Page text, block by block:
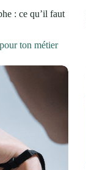
: ce qu’il faut
ton métier